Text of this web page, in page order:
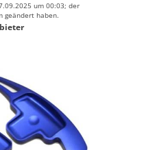
um 00:03; der
geändert haben.